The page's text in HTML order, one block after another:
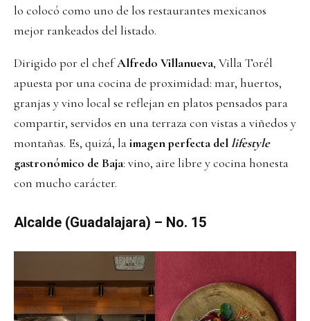
lo colocó como uno de los restaurantes mexicanos
mejor rankeados del listado.
Dirigido por el chefAlfredo Villanueva, Villa Torél
apuesta por una cocina de proximidad: mar, huertos,
granjas y vino local se reflejan en platos pensados para
compartir, servidos en una terraza con vistas a viñedos y
montañas. Es, quizá, laimagen perfecta del lifestyle
gastronómico de Baja: vino, aire libre y cocina honesta
con mucho carácter.
Alcalde (Guadalajara) – No. 15